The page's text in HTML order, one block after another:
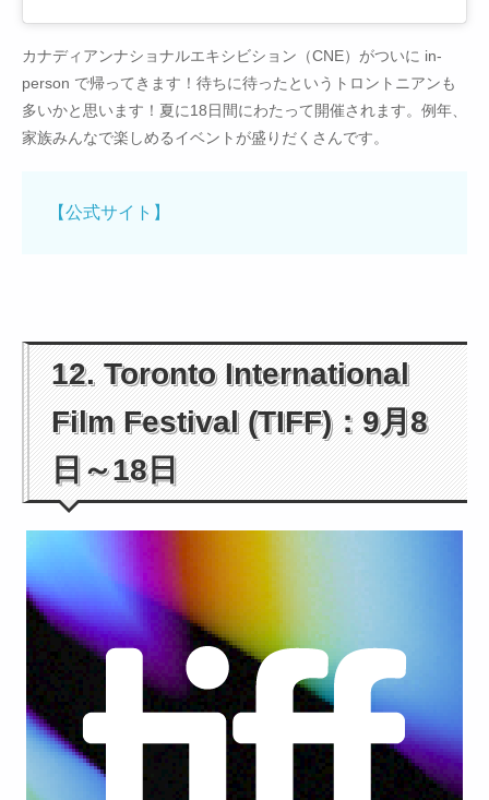
カナディアンナショナルエキシビション（CNE）がついに in-
person で帰ってきます！待ちに待ったというトロントニアンも
多いかと思います！夏に18日間にわたって開催されます。例年、
家族みんなで楽しめるイベントが盛りだくさんです。
【公式サイト】
12. Toronto International
Film Festival (TIFF)：9月8
日～18日